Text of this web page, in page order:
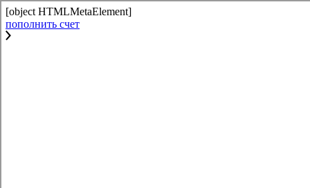
[object HTMLMetaElement]
пополнить счет